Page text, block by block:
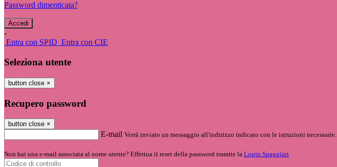
Password dimenticata?
-
Entra con SPID Entra con CIE
Seleziona utente
button close ×
Recupero password
button close ×
E-mail Verrà inviato un messaggio all'indirizzo indicato con le istruzioni necessarie.
Non hai una e-mail associata al nome utente? Effettua il reset della password tramite la Login Spaggiari